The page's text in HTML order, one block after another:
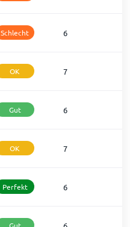
Schlecht 6
OK 7
Gut 6
OK 7
Perfekt 6
Gut